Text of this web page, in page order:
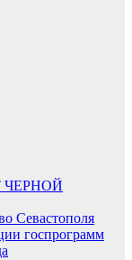
Севастополя
госпрограмм